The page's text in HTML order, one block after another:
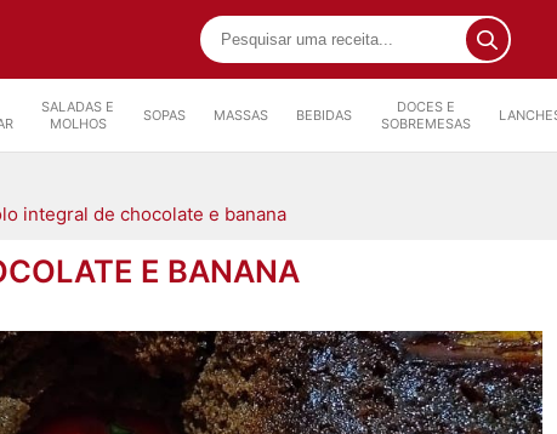
SALADAS E
MOLHOS
SOPAS MASSAS BEBIDAS
DOCES E
SOBREMESAS
integral de chocolate e banana
E BANANA